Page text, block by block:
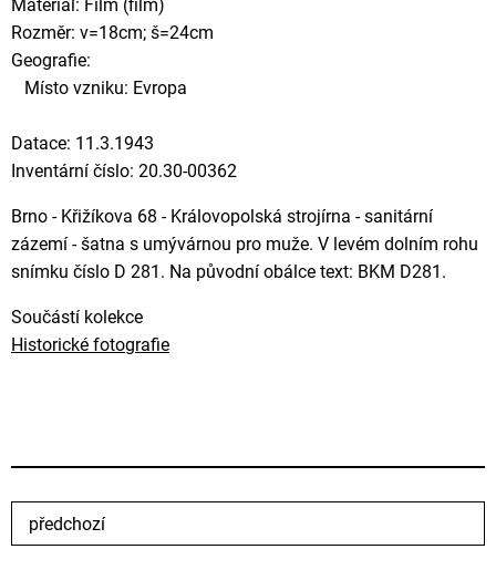
Materiál: Film (film)
Rozměr: v=18cm; š=24cm
Geografie:
Místo vzniku: Evropa
Datace: 11.3.1943
Inventární číslo: 20.30-00362
Brno - Křižíkova 68 - Královopolská strojírna - sanitární
zázemí - šatna s umývárnou pro muže. V levém dolním rohu
snímku číslo D 281. Na původní obálce text: BKM D281.
Součástí kolekce
Historické fotografie
předchozí